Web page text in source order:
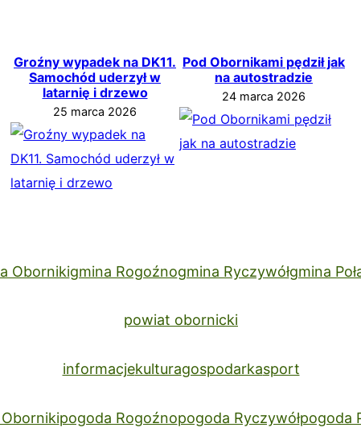
Groźny wypadek na DK11.
Samochód uderzył w
latarnię i drzewo
25 marca 2026
Pod Obornikami pędził jak
na autostradzie
24 marca 2026
Obornikigmina Rogoźnogmina Ryczywółgmina
powiat obornicki
informacjekulturagospodarkasport
pogoda Rogoźnopogoda Ryczywółpogoda